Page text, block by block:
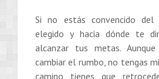
Si no estás convencido del
elegido y hacia dónde te
alcanzar tus metas.
cambiar el rumbo, no tengas
camino tienes que